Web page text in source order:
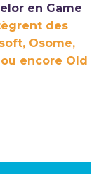
en Game
des
Osome,
encore Old